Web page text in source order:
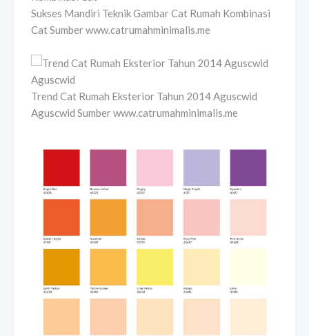
Sukses Mandiri Teknik Gambar Cat Rumah Kombinasi
Cat Sumber www.catrumahminimalis.me
Trend Cat Rumah Eksterior Tahun 2014 Aguscwid
Aguscwid Sumber www.catrumahminimalis.me